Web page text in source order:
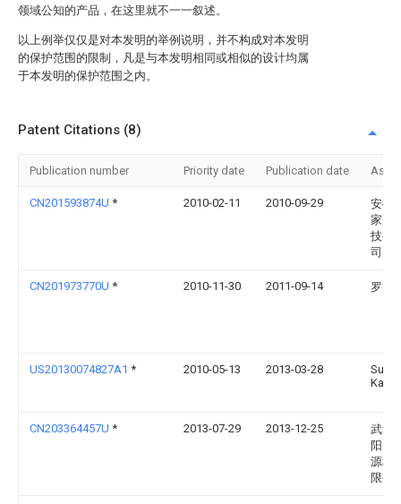
领域公知的产品，在这里就不一一叙述。
以上例举仅仅是对本发明的举例说明，并不构成对本发明
的保护范围的限制，凡是与本发明相同或相似的设计均属
于本发明的保护范围之内。
Patent Citations (8)
Publication number Priority date Publication date
CN201593874U * 2010-02-11 2010-09-29
安徽
家光
技有
司
CN201973770U * 2010-11-30 2011-09-14 罗益
US20130074827A1 * 2010-05-13 2013-03-28
Sung
Kab
CN203364457U * 2013-07-29 2013-12-25
武汉
阳光
源科
限公